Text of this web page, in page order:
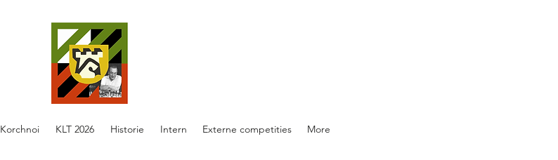
Korchnoi KLT 2026 Historie Intern Externe competities More